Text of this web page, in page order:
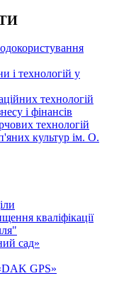
і технологій у
технологій
і фінансів
технологій
культур ім. О.
кваліфікації
сад»
GPS»